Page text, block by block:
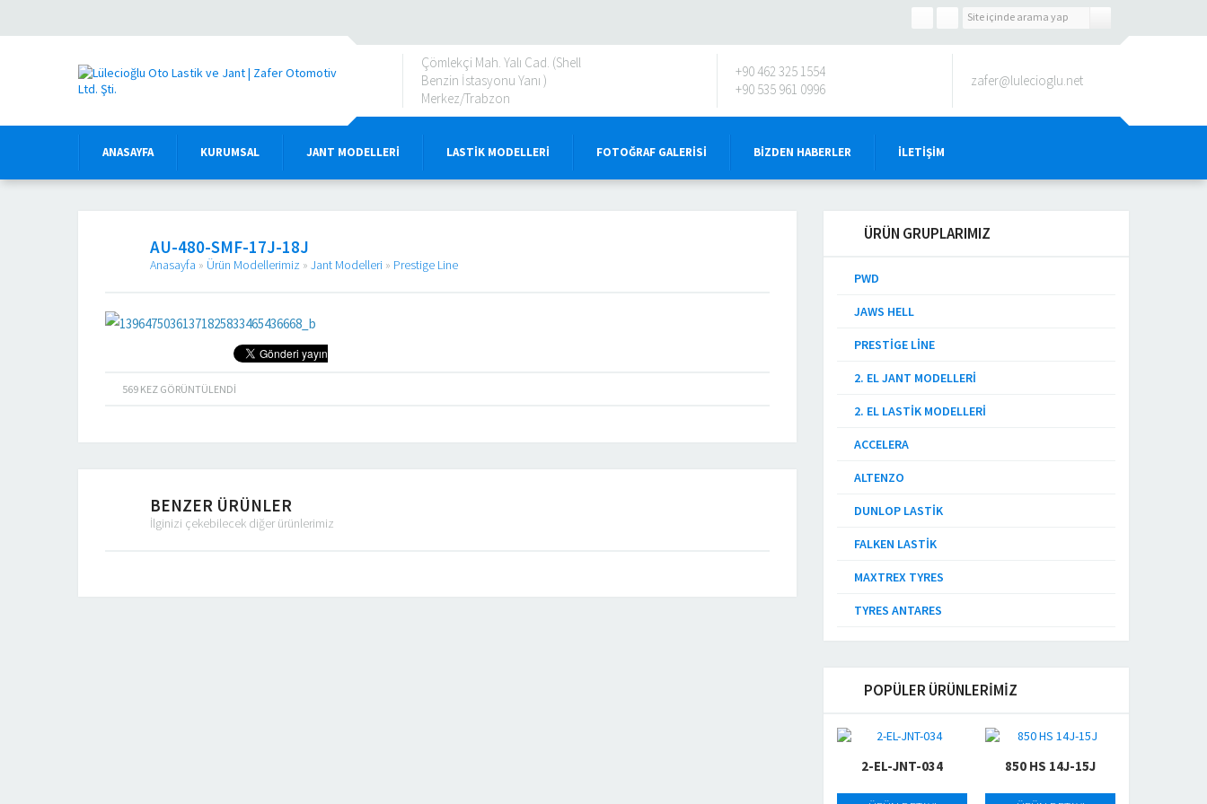
Çömlekçi Mah. Yalı Cad. (Shell
Benzin İstasyonu Yanı )
Merkez/Trabzon
+90 462 325 1554
+90 535 961 0996
zafer@lulecioglu.net
ANASAYFA KURUMSAL JANT MODELLERI LASTIK MODELLERI FOTOĞRAF GALERISI BIZDEN HABERLER İLETIŞIM
AU-480-SMF-17J-18J
Anasayfa » Ürün Modellerimiz » Jant Modelleri » Prestige Line
569 KEZ GÖRÜNTÜLENDI
BENZER ÜRÜNLER
İlginizi çekebilecek diğer ürünlerimiz
ÜRÜN GRUPLARIMIZ
PWD
JAWS HELL
PRESTIGE LINE
2. EL JANT MODELLERI
2. EL LASTIK MODELLERI
ACCELERA
ALTENZO
DUNLOP LASTIK
FALKEN LASTIK
MAXTREX TYRES
TYRES ANTARES
POPÜLER ÜRÜNLERİMİZ
2-EL-JNT-034 850 HS 14J-15J